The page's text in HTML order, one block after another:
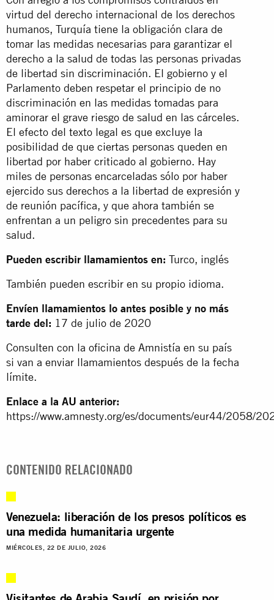
virtud del derecho internacional de los derechos
humanos, Turquía tiene la obligación clara de
tomar las medidas necesarias para garantizar el
derecho a la salud de todas las personas privadas
de libertad sin discriminación. El gobierno y el
Parlamento deben respetar el principio de no
discriminación en las medidas tomadas para
aminorar el grave riesgo de salud en las cárceles.
El efecto del texto legal es que excluye la
posibilidad de que ciertas personas queden en
libertad por haber criticado al gobierno. Hay
miles de personas encarceladas sólo por haber
ejercido sus derechos a la libertad de expresión y
de reunión pacífica, y que ahora también se
enfrentan a un peligro sin precedentes para su
salud.
Pueden escribir llamamientos en: Turco, inglés
También pueden escribir en su propio idioma.
Envíen llamamientos lo antes posible y no más
tarde del: 17 de julio de 2020
Consulten con la oficina de Amnistía en su país
si van a enviar llamamientos después de la fecha
límite.
Enlace a la AU anterior:
https://www.amnesty.org/es/documents/eur44/2058/
CONTENIDO RELACIONADO
Venezuela: liberación de los presos políticos es
una medida humanitaria urgente
MIÉRCOLES, 22 DE JULIO, 2026